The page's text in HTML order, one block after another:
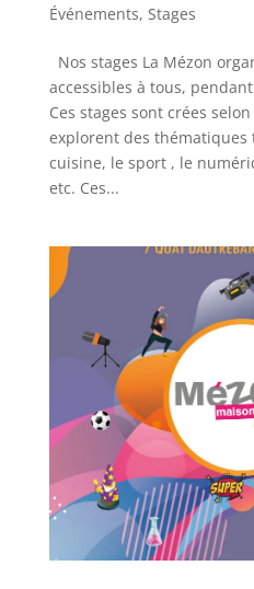
Événements, Stages
Nos stages La Mézon
accessibles à tous,
Ces stages sont crées
explorent des
cuisine, le sport , le
etc. Ces...